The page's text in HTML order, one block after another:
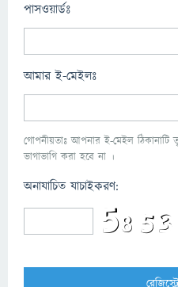
পাসওয়ার্ডঃ
আমার ই-মেইলঃ
গোপনীয়তাঃ আপনার ই-মেইল ঠিকানাটি
ভাগাভাগি করা হবে না ।
অনাযাচিত যাচাইকরণ: